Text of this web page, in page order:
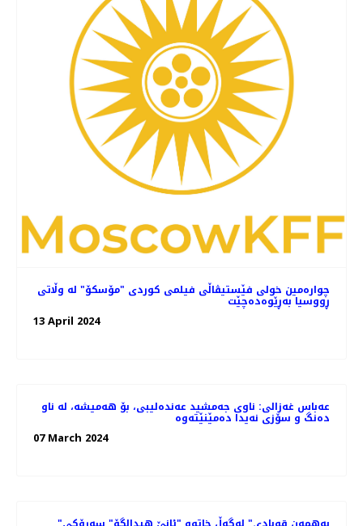
چواره‌مین خولی فێستیڤاڵی فیلمی کوردی "مۆسکۆ" لە وڵاتی
ڕووسیا بەڕێوەده‌چێت
13 April 2024
عەباس غەزالی: ناوی جەمشید عەندەلیبی، بۆ هەمیشە، لە ناو
دەنگ و سۆزی نەیدا دەمێنێتەوە
07 March 2024